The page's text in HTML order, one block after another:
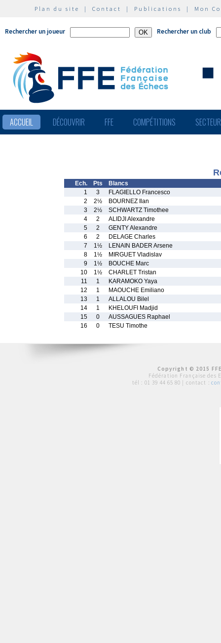
Plan du site | Contact | Publications | Mon
Rechercher un joueur Rechercher un club
ACCUEIL DÉCOUVRIR FFE COMPÉTITIONS
Ech. Pts
Blancs
1
3
FLAGIELLO Francesco
2
2½
BOURNEZ Ilan
3
2½
SCHWARTZ Timothee
4
2
ALIDJI Alexandre
5
2
GENTY Alexandre
6
2
DELAGE Charles
7
1½
LENAIN BADER Arsene
8
1½
MIRGUET Vladislav
9
1½
BOUCHE Marc
10
1½
CHARLET Tristan
11
1
KARAMOKO Yaya
12
1
MAOUCHE Emiliano
13
1
ALLALOU Bilel
14
1
KHELOUFI Madjid
15
0
AUSSAGUES Raphael
16
0 TESU Timothe
Copyright © 2015
Fédération Française des
tél : 01 39 44 65 80 | contact :